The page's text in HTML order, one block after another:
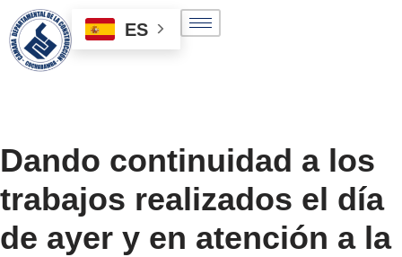
Saltar
al
ES
Dando continuidad a los
trabajos realizados el día
de ayer y en atención a la